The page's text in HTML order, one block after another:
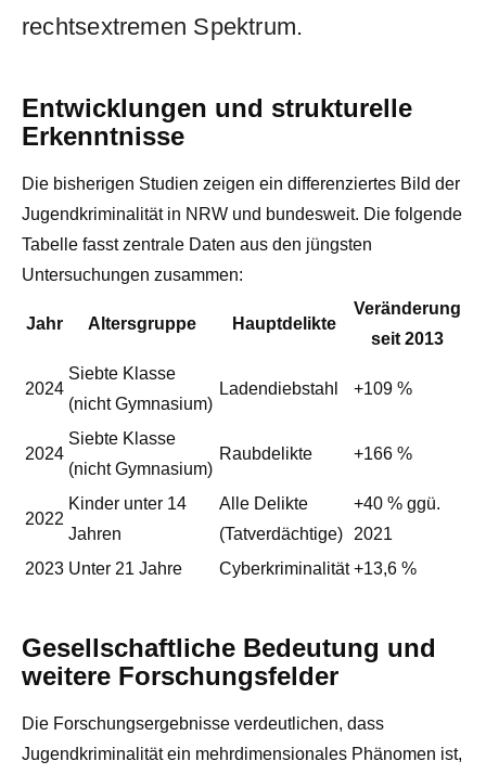
rechtsextremen Spektrum.
Entwicklungen und strukturelle
Erkenntnisse
Die bisherigen Studien zeigen ein differenziertes Bild der
Jugendkriminalität in NRW und bundesweit. Die folgende
Tabelle fasst zentrale Daten aus den jüngsten
Untersuchungen zusammen:
Jahr Altersgruppe Hauptdelikte
Veränderung
seit 2013
2024
Siebte Klasse
(nicht Gymnasium)
Ladendiebstahl +109 %
2024
Siebte Klasse
(nicht Gymnasium)
Raubdelikte +166 %
2022
Kinder unter 14
Jahren
Alle Delikte
(Tatverdächtige)
+40 % ggü.
2021
2023 Unter 21 Jahre Cyberkriminalität +13,6 %
Gesellschaftliche Bedeutung und
weitere Forschungsfelder
Die Forschungsergebnisse verdeutlichen, dass
Jugendkriminalität ein mehrdimensionales Phänomen ist,